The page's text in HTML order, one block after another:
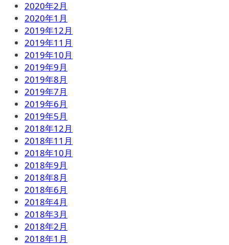
2020年2月
2020年1月
2019年12月
2019年11月
2019年10月
2019年9月
2019年8月
2019年7月
2019年6月
2019年5月
2018年12月
2018年11月
2018年10月
2018年9月
2018年8月
2018年6月
2018年4月
2018年3月
2018年2月
2018年1月